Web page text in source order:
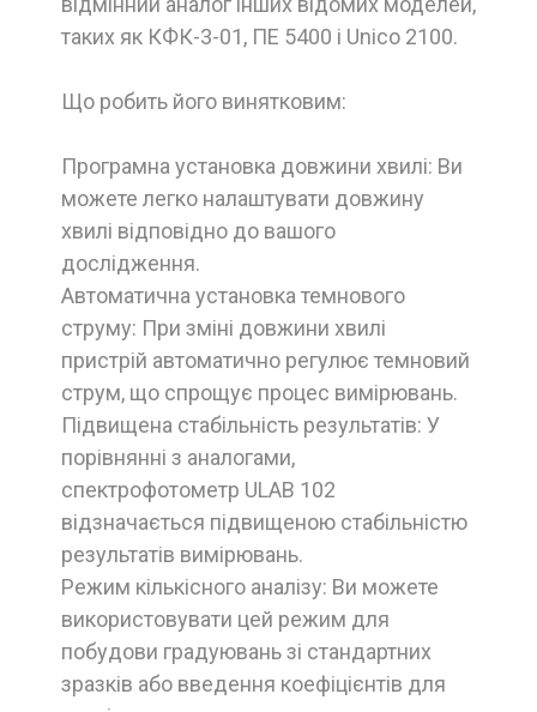
таких як КФК-3-01, ПЕ 5400 і Unico 2100.
Що робить його винятковим:
Програмна установка довжини хвилі: Ви
можете легко налаштувати довжину
хвилі відповідно до вашого
дослідження.
Автоматична установка темнового
струму: При зміні довжини хвилі
пристрій автоматично регулює темновий
струм, що спрощує процес вимірювань.
Підвищена стабільність результатів: У
порівнянні з аналогами,
спектрофотометр ULAB 102
відзначається підвищеною стабільністю
результатів вимірювань.
Режим кількісного аналізу: Ви можете
використовувати цей режим для
побудови градуювань зі стандартних
зразків або введення коефіцієнтів для